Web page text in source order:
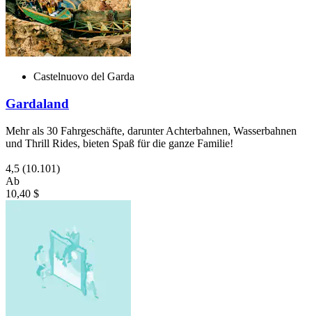
Castelnuovo del Garda
Gardaland
Mehr als 30 Fahrgeschäfte, darunter Achterbahnen, Wasserbahnen
und Thrill Rides, bieten Spaß für die ganze Familie!
4,5 (10.101)
Ab
10,40 $